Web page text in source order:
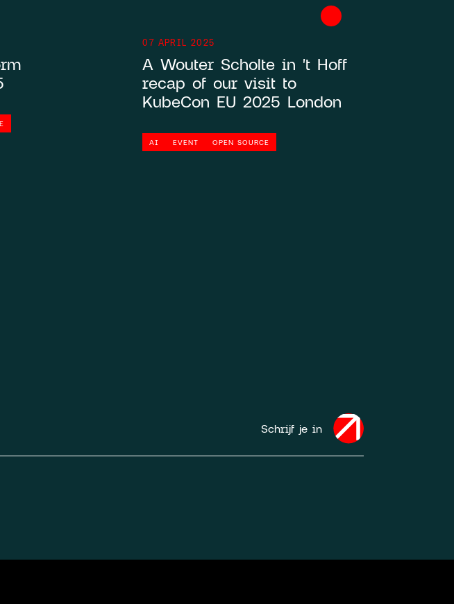
07 APRIL 2025
A Wouter Scholte in 't Hoff
recap of our visit to
KubeCon EU 2025 London
AI EVENT OPEN SOURCE
Schrijf je in